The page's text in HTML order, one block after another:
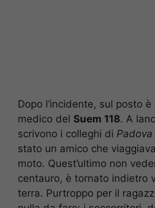
Dopo l’incidente, sul posto
medico del Suem 118. A
scrivono i colleghi di Padova
stato un amico che
moto. Quest’ultimo non
centauro, è tornato indietro
terra. Purtroppo per il